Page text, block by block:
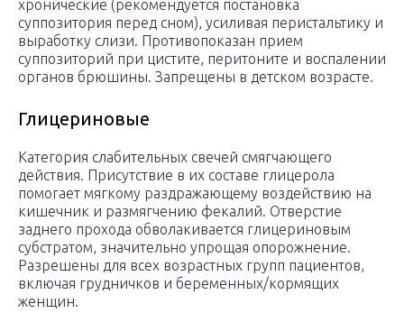
хронические (рекомендуется постановка
суппозитория перед сном), усиливая перистальтику и
выработку слизи. Противопоказан прием
суппозиторий при цистите, перитоните и воспалении
органов брюшины. Запрещены в детском возрасте.
Глицериновые
Категория слабительных свечей смягчающего
действия. Присутствие в их составе глицерола
помогает мягкому раздражающему воздействию на
кишечник и размягчению фекалий. Отверстие
заднего прохода обволакивается глицериновым
субстратом, значительно упрощая опорожнение.
Разрешены для всех возрастных групп пациентов,
включая грудничков и беременных/кормящих
женщин.